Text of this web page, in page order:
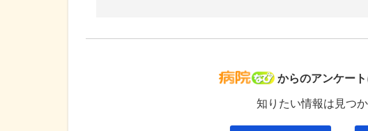
病院なび
からのアンケート
知りたい情報は見つ